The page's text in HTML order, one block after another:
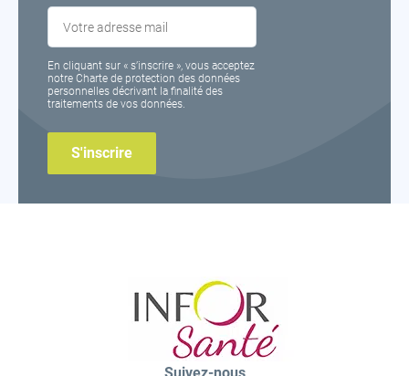
En cliquant sur « s’inscrire », vous acceptez
notre Charte de protection des données
personnelles décrivant la finalité des
traitements de vos données.